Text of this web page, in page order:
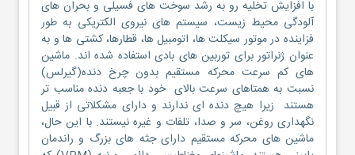
با افزایش تخلیه رو به رشد سوخت های فسیلی و بحران های
آلودگی محیط زیست، سیستم های نیروی الکتریکی به طور
فزاینده در موتور سیکلت ها، اتومبیل ها، قطارها، کشتی ها و به
عنوان ژنراتور برای توربین های بادی استفاده شده اند. ماشین
های کم سرعت محرکه مستقیم بدون چرخ دنده(گیرلس)
نسبت به همتاهای سرعت بالای خود با جعبه دنده مناسب تر
هستند زیرا هیچ دنده ای ندارند و دارای مشکلاتی از قبیل
نگهداری روغن، سر و صدا، تلفات و غیره نیستند. با این حال،
ماشین های محرکه مستقیم دارای جثه های بزرگ و راندمان